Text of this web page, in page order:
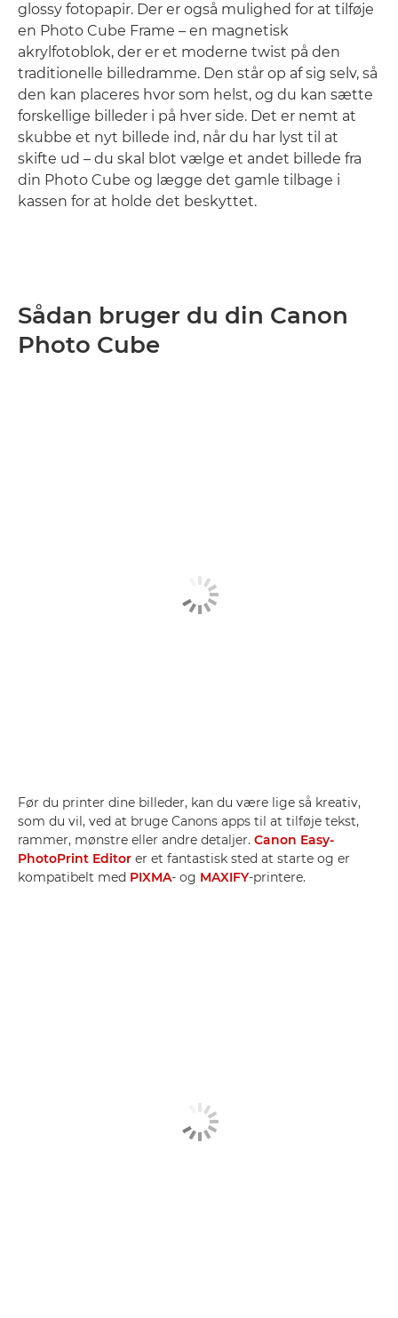
glossy fotopapir. Der er også mulighed for at tilføje
en Photo Cube Frame – en magnetisk
akrylfotoblok, der er et moderne twist på den
traditionelle billedramme. Den står op af sig selv, så
den kan placeres hvor som helst, og du kan sætte
forskellige billeder i på hver side. Det er nemt at
skubbe et nyt billede ind, når du har lyst til at
skifte ud – du skal blot vælge et andet billede fra
din Photo Cube og lægge det gamle tilbage i
kassen for at holde det beskyttet.
Sådan bruger du din Canon
Photo Cube
Før du printer dine billeder, kan du være lige så kreativ,
som du vil, ved at bruge Canons apps til at tilføje tekst,
rammer, mønstre eller andre detaljer. Canon Easy-
PhotoPrint Editor er et fantastisk sted at starte og er
kompatibelt med PIXMA- og MAXIFY-printere.